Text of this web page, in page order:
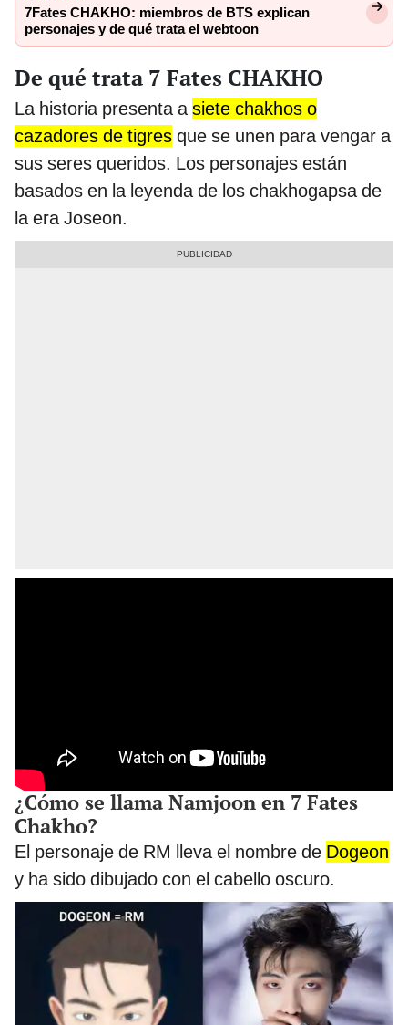
7Fates CHAKHO: miembros de BTS explican
personajes y de qué trata el webtoon
De qué trata 7 Fates CHAKHO
La historia presenta asiete chakhos o
cazadores de tigres que se unen para vengar a
sus seres queridos. Los personajes están
basados en la leyenda de los chakhogapsa de
la era Joseon.
¿Cómo se llama Namjoon en 7 Fates
Chakho?
El personaje de RM lleva el nombre de Dogeon
y ha sido dibujado con el cabello oscuro.